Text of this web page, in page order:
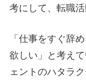
考にして、転職活
「仕事をすぐ辞
欲しい」と考え
ェントのハタラ